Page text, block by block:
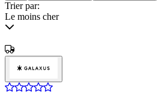
Trier par:
Le moins cher